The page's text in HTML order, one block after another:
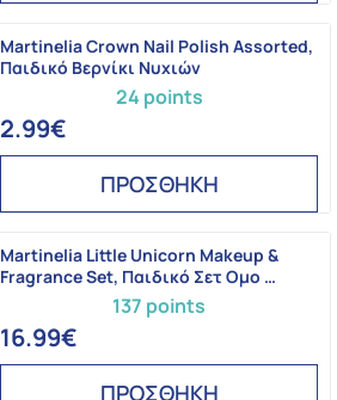
24 points
Martinelia Crown Nail Polish Assorted,
Παιδικό Βερνίκι Νυχιών
2.99€
ΠΡΟΣΘΗΚΗ
137 points
Martinelia Little Unicorn Makeup &
Fragrance Set, Παιδικό Σετ Ομο …
16.99€
ΠΡΟΣΘΗΚΗ